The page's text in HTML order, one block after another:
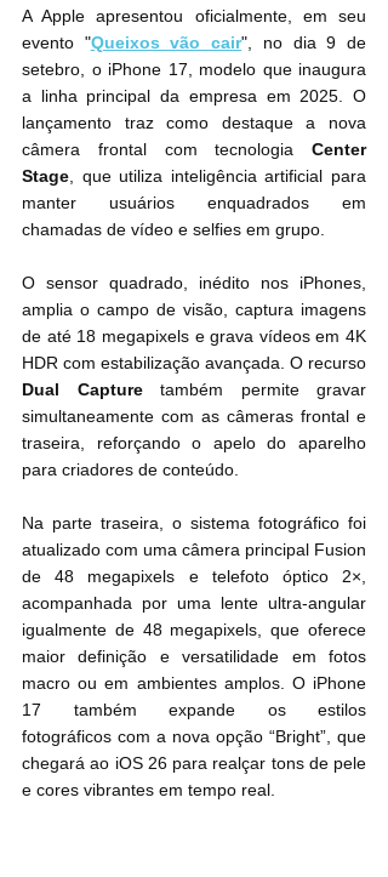
A Apple apresentou oficialmente, em seu
evento "Queixos vão cair", no dia 9 de
setebro, o iPhone 17, modelo que inaugura
a linha principal da empresa em 2025. O
lançamento traz como destaque a nova
câmera frontal com tecnologia Center
Stage , que utiliza inteligência artificial para
manter usuários enquadrados em
chamadas de vídeo e selfies em grupo.
O sensor quadrado, inédito nos iPhones,
amplia o campo de visão, captura imagens
de até 18 megapixels e grava vídeos em 4K
Dual Capture também permite gravar
simultaneamente com as câmeras frontal e
traseira, reforçando o apelo do aparelho
para criadores de conteúdo.
Na parte traseira, o sistema fotográfico foi
atualizado com uma câmera principal Fusion
de 48 megapixels e telefoto óptico 2×,
acompanhada por uma lente ultra-angular
igualmente de 48 megapixels, que oferece
maior definição e versatilidade em fotos
macro ou em ambientes amplos. O iPhone
17 também expande os estilos
fotográficos com a nova opção “Bright”, que
chegará ao iOS 26 para realçar tons de pele
e cores vibrantes em tempo real.